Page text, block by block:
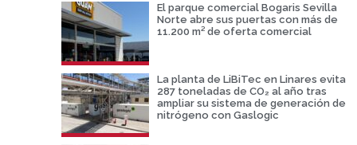
El parque comercial Bogaris Sevilla
Norte abre sus puertas con más de
11.200 m² de oferta comercial
La planta de LiBiTec en Linares evita
287 toneladas de CO₂ al año tras
ampliar su sistema de generación de
nitrógeno con Gaslogic